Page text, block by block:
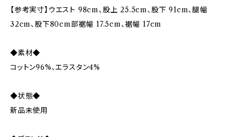
【参考実寸】ウエスト 98cm、股上 25.5cm、股下 91cm、腿幅
32cm、股下80cm部裾幅 17.5cm、裾幅 17cm
◆素材◆
コットン96%、エラスタン4%
◆状態◆
新品未使用